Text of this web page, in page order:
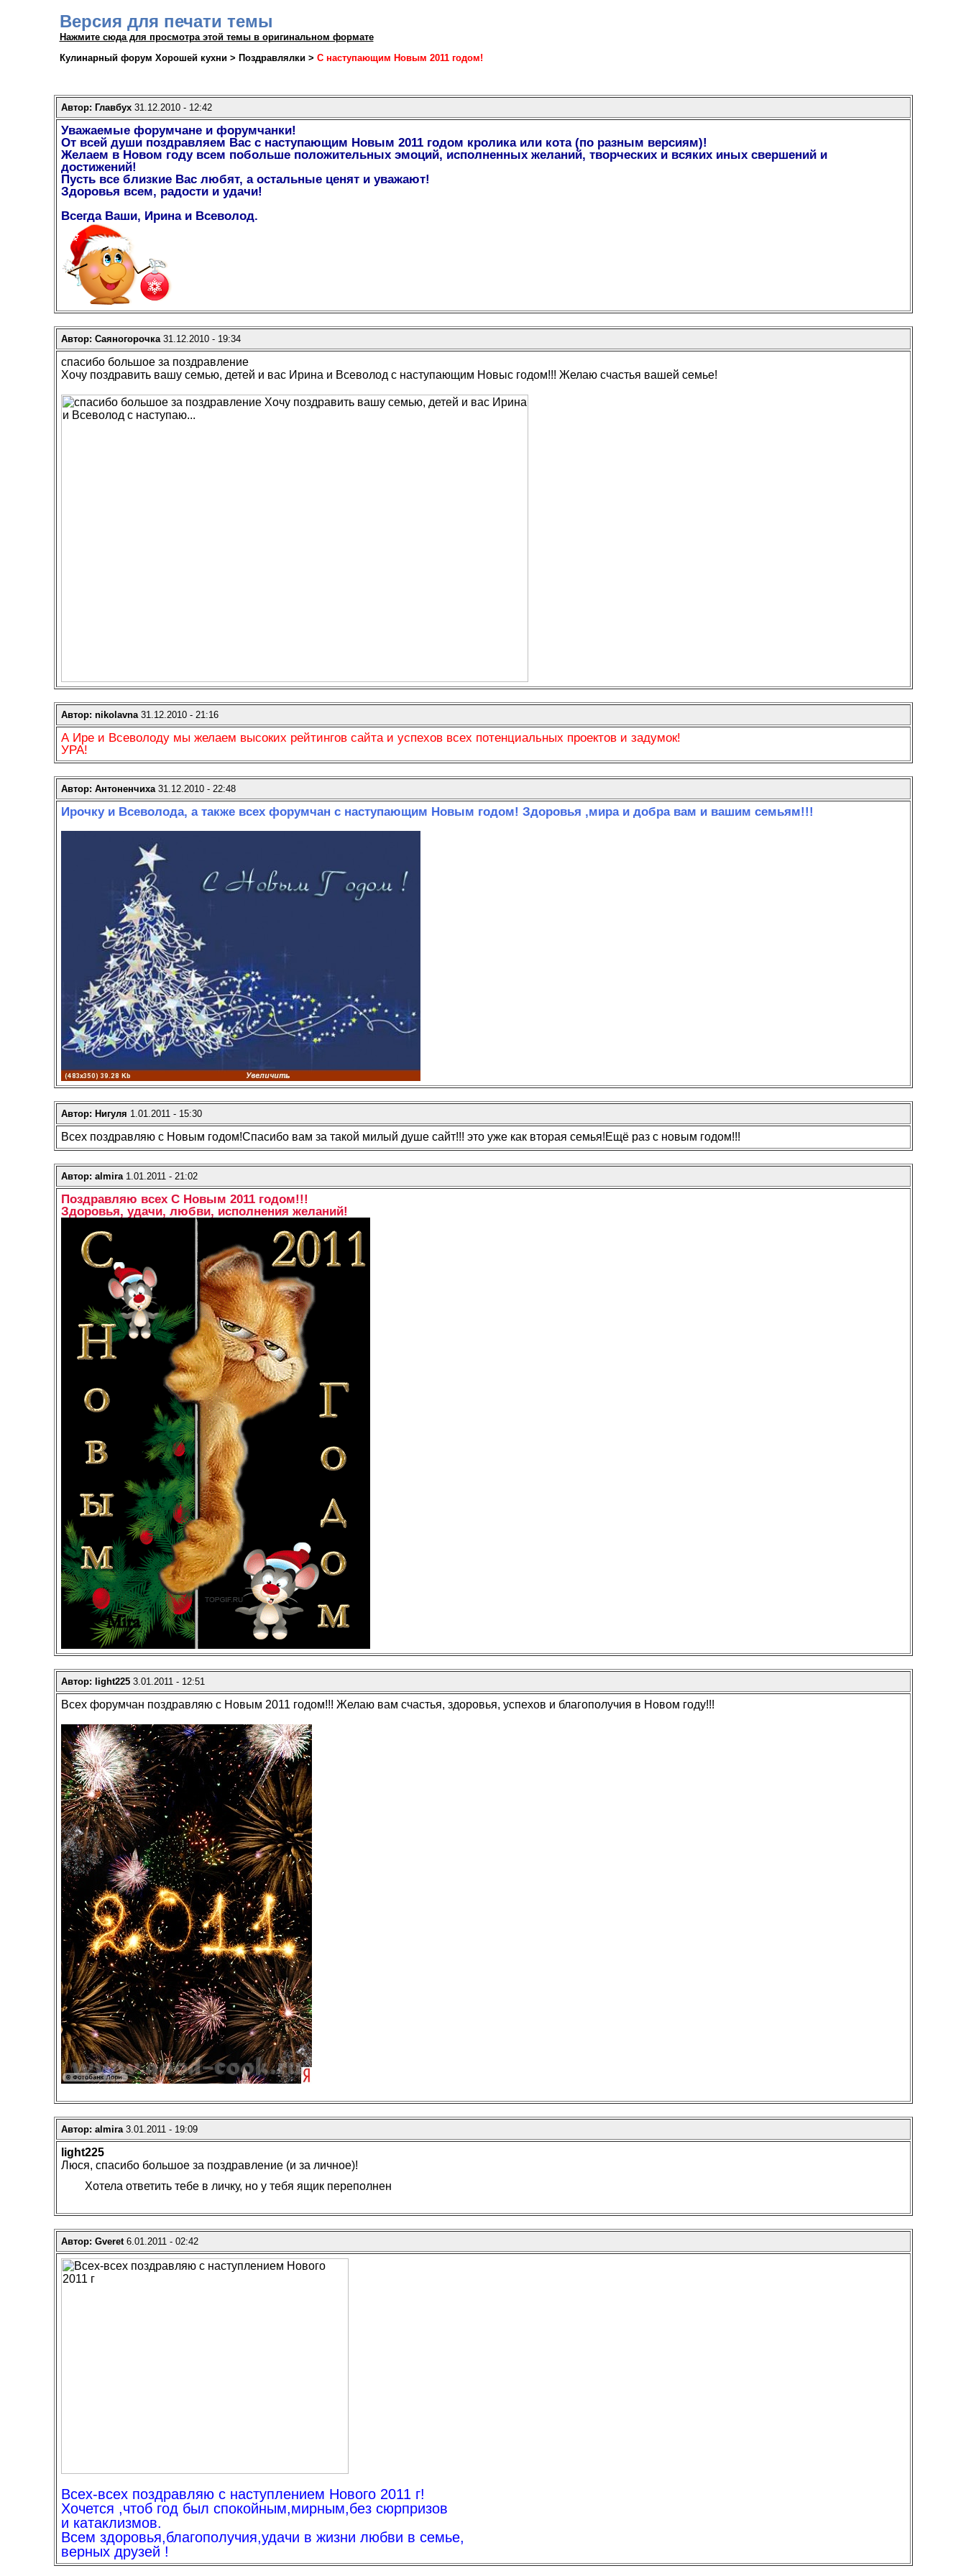
Версия для печати темы
Нажмите сюда для просмотра этой темы в оригинальном формате
Кулинарный форум Хорошей кухни > Поздравлялки > С наступающим Новым 2011 годом!
Автор: Главбух31.12.2010 - 12:42
Уважаемые форумчане и форумчанки!
От всей души поздравляем Вас с наступающим Новым 2011 годом кролика или кота (по разным версиям)!
Желаем в Новом году всем побольше положительных эмоций, исполненных желаний, творческих и всяких иных свершений и
достижений!
Пусть все близкие Вас любят, а остальные ценят и уважают!
Здоровья всем, радости и удачи!
Всегда Ваши, Ирина и Всеволод.
Автор: Саяногорочка31.12.2010 - 19:34
спасибо большое за поздравление
Хочу поздравить вашу семью, детей и вас Ирина и Всеволод с наступающим Новыс годом!!! Желаю счастья вашей семье!
Автор: nikolavna31.12.2010 - 21:16
А Ире и Всеволоду мы желаем высоких рейтингов сайта и успехов всех потенциальных проектов и задумок!
УРА!
Автор: Антоненчиха31.12.2010 - 22:48
Ирочку и Всеволода, а также всех форумчан с наступающим Новым годом! Здоровья ,мира и добра вам и вашим семьям!!!
Автор: Нигуля 1.01.2011 - 15:30
Всех поздравляю с Новым годом!Спасибо вам за такой милый душе сайт!!! это уже как вторая семья!Ещё раз с новым годом!!!
Автор: almira1.01.2011 - 21:02
Поздравляю всех С Новым 2011 годом!!!
Здоровья, удачи, любви, исполнения желаний!
Автор: light2253.01.2011 - 12:51
Всех форумчан поздравляю с Новым 2011 годом!!! Желаю вам счастья, здоровья, успехов и благополучия в Новом году!!!
Автор: almira3.01.2011 - 19:09
light225
Люся, спасибо большое за поздравление (и за личное)!
Хотела ответить тебе в личку, но у тебя ящик переполнен
Автор: Gveret6.01.2011 - 02:42
Всех-всех поздравляю с наступлением Нового 2011 г!
Хочется ,чтоб год был спокойным,мирным,без сюрпризов
и катаклизмов.
Всем здоровья,благополучия,удачи в жизни любви в семье,
верных друзей !